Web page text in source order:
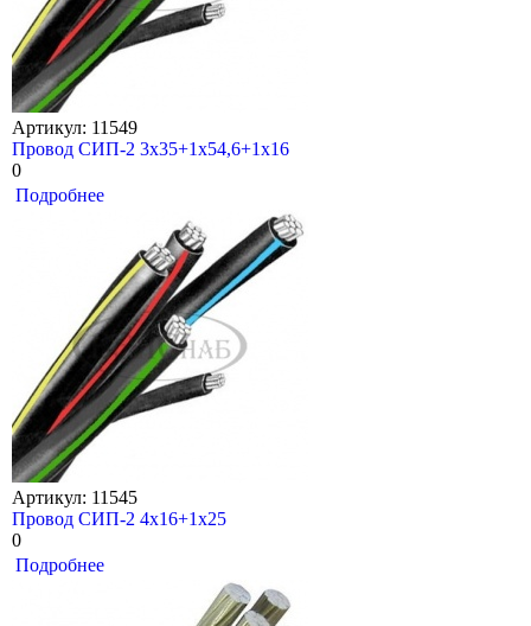
Артикул: 11549
Провод СИП-2 3х35+1х54,6+1х16
0
Подробнее
Артикул: 11545
Провод СИП-2 4х16+1х25
0
Подробнее